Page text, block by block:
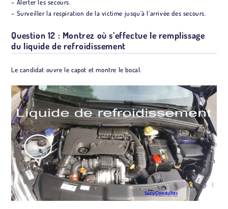
– Alerter les secours.
– Surveiller la respiration de la victime jusqu’à l’arrivée des secours.
Question 12 : Montrez où s’effectue le remplissage
du liquide de refroidissement
Le candidat ouvre le capot et montre le bocal.